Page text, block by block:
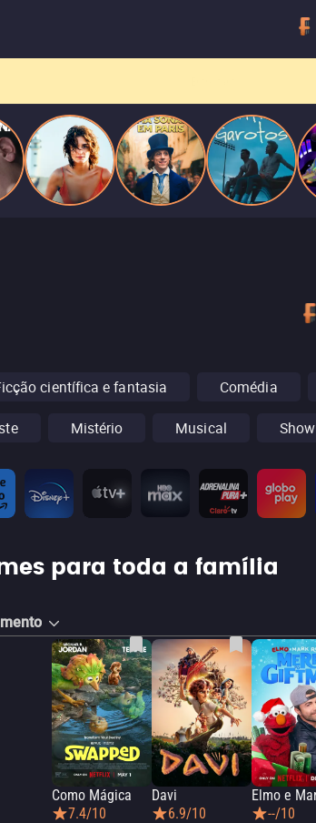
científica e fantasia Comédia
Mistério Musical Show
para toda a família
Como Mágica
7.4/10
Davi
6.9/10
--/10